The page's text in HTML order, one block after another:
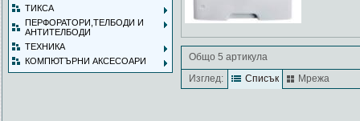
ТИКСА
ПЕРФОРАТОРИ,ТЕЛБОДИ И
АНТИТЕЛБОДИ
ТЕХНИКА
КОМПЮТЪРНИ АКСЕСОАРИ
Общо 5 артикула
Изглед:
Списък Мрежа